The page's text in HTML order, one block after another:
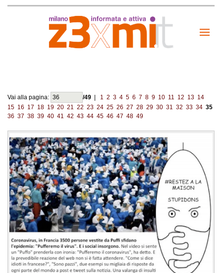
Vai alla pagina: /49 1 2 3 4 5 6 7 8 9 10 11 12 13 14
15 16 17 18 19 20 21 22 23 24 25 26 27 28 29 30 31 32 33 34 35
36 37 38 39 40 41 42 43 44 45 46 47 48 49